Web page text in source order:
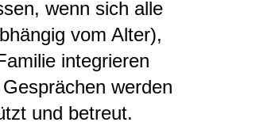
wenn sich alle
vom Alter),
integrieren
werden
und betreut.